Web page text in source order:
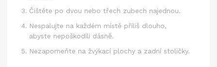
Čištěte po dvou nebo třech zubech najednou.
Nespalujte na každém místě příliš dlouho,
abyste nepoškodili dásně.
Nezapomeňte na žvýkací plochy a zadní stoličky.